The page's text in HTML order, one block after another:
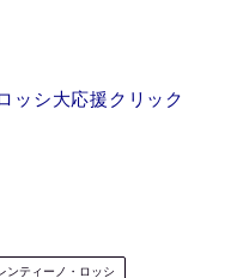
ッシ大応援クリック
ンティーノ・ロッシ